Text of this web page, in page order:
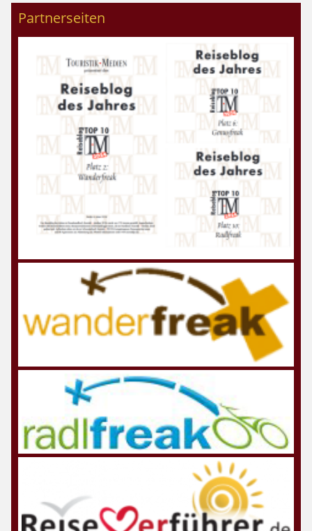
Partnerseiten